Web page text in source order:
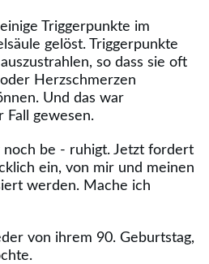
Triggerpunkte im
gelöst. Triggerpunkte
so dass sie oft
Herzschmerzen
Und das war
Fall gewesen.
noch be - ruhigt. Jetzt fordert
ein, von mir und meinen
werden. Mache ich
von ihrem 90. Geburtstag,